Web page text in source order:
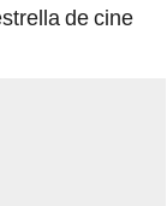
de cine